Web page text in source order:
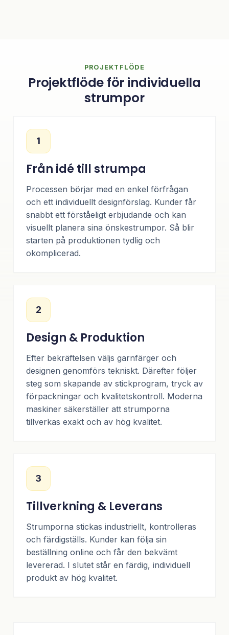
PROJEKTFLÖDE
Projektflöde för individuella
strumpor
1
Från idé till strumpa
Processen börjar med en enkel förfrågan
och ett individuellt designförslag. Kunder får
snabbt ett förståeligt erbjudande och kan
visuellt planera sina önskestrumpor. Så blir
starten på produktionen tydlig och
okomplicerad.
2
Design & Produktion
Efter bekräftelsen väljs garnfärger och
designen genomförs tekniskt. Därefter följer
steg som skapande av stickprogram, tryck av
förpackningar och kvalitetskontroll. Moderna
maskiner säkerställer att strumporna
tillverkas exakt och av hög kvalitet.
3
Tillverkning & Leverans
Strumporna stickas industriellt, kontrolleras
och färdigställs. Kunder kan följa sin
beställning online och får den bekvämt
levererad. I slutet står en färdig, individuell
produkt av hög kvalitet.